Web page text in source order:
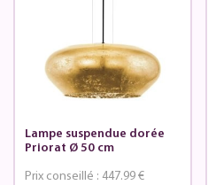
Lampe suspendue dorée
Priorat Ø 50 cm
Prix conseillé : 447.99 €